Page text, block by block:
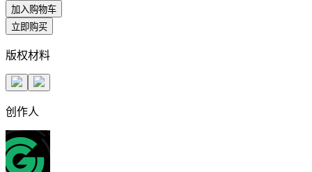
加入购物车
立即购买
版权材料
创作人